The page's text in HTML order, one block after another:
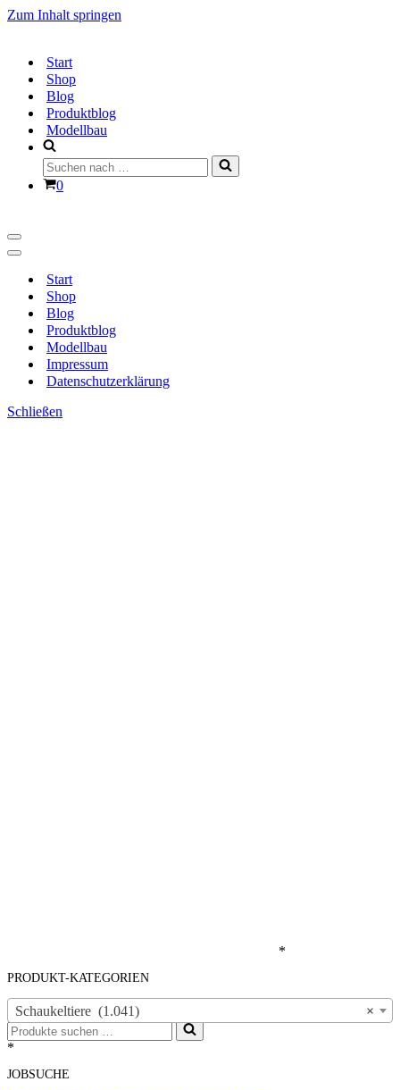
Zum Inhalt springen
Start
Shop
Blog
Produktblog
Modellbau
Suchen
nach …
Warenkorb
0
Navigationsmenü
Navigationsmenü
Start
Shop
Blog
Produktblog
Modellbau
Impressum
Datenschutzerklärung
Schließen
*
PRODUKT-KATEGORIEN
×
Schaukeltiere (1.041)
Suchen
nach …
*
JOBSUCHE